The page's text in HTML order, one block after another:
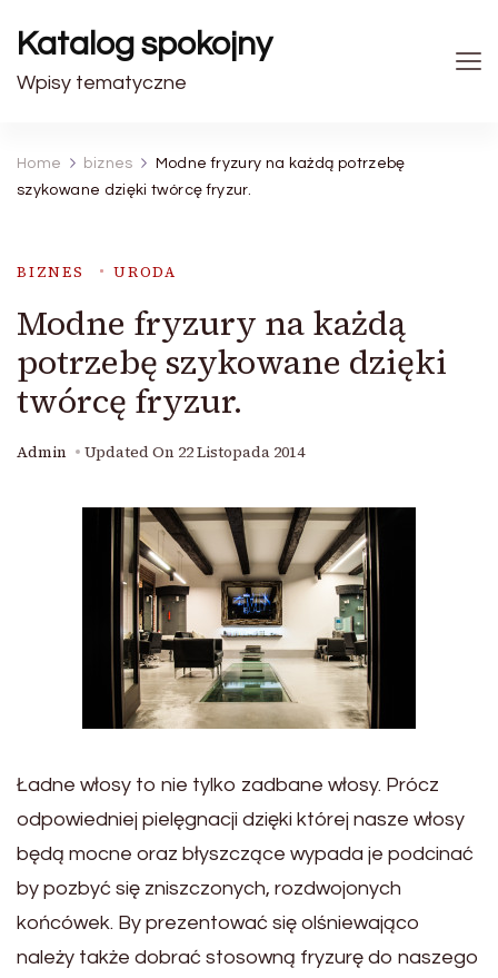
Katalog spokojny
Wpisy tematyczne
Home biznes
Modne fryzury na każdą potrzebę
szykowane dzięki twórcę fryzur.
BIZNES URODA
Modne fryzury na każdą
potrzebę szykowane dzięki
twórcę fryzur.
Admin Updated On 22 Listopada 2014
Ładne włosy to nie tylko zadbane włosy. Prócz
odpowiedniej pielęgnacji dzięki której nasze włosy
będą mocne oraz błyszczące wypada je podcinać
by pozbyć się zniszczonych, rozdwojonych
końcówek. By prezentować się olśniewająco
należy także dobrać stosowną fryzurę do naszego